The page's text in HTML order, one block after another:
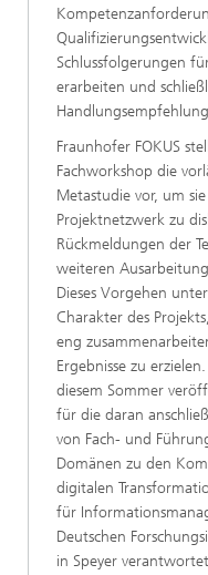
Schlussfolgerungen
erarbeiten und
Fraunhofer FOKUS
Fachworkshop die
Metastudie vor, um
Projektnetzwerk zu
Rückmeldungen der
weiteren
Dieses Vorgehen
Charakter des
eng
Ergebnisse zu
diesem Sommer
für die daran
von Fach- und
Domänen zu den
digitalen
für
Deutschen
in Speyer